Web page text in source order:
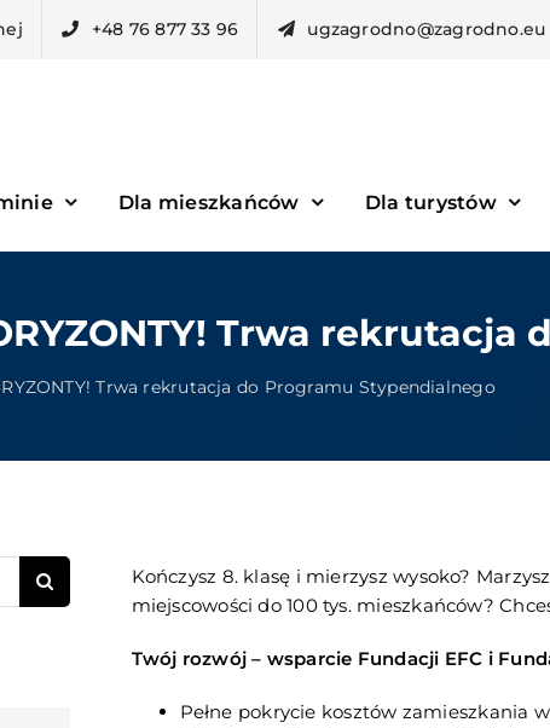
+48 76 877 33 96 ugzagrodno@zagrodno.eu
Dla mieszkańców Dla turystów
Trwa
Trwa rekrutacja do Programu Stypendialnego
Kończysz 8. klasę i mierzysz wysoko?
miejscowości do 100 tys. mieszkańców?
Twój rozwój – wsparcie Fundacji EFC i
Pełne pokrycie kosztów zamieszkania